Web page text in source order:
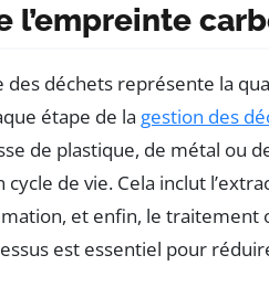
l’empreinte
des déchets représente la
étape de la gestion des
de plastique, de métal
cycle de vie. Cela inclut
et enfin, le traitement
est essentiel pour